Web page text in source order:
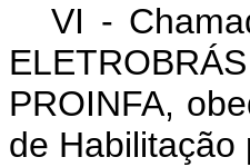
VI -
PROINFA,
de Habilitação